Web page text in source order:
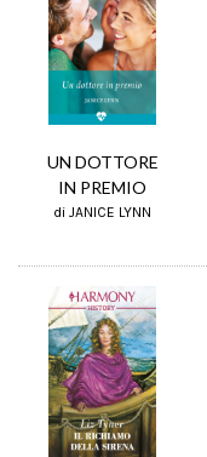
UN DOTTORE
IN PREMIO
di JANICE LYNN